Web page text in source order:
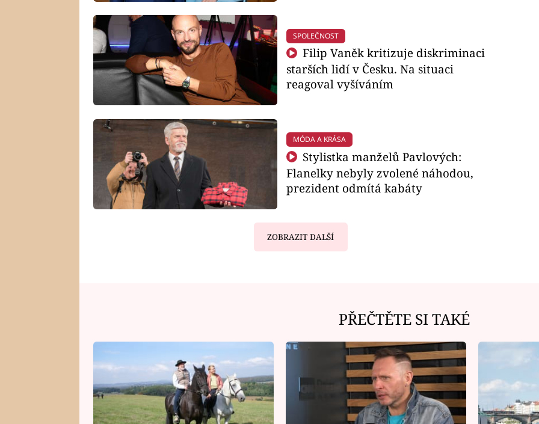
SPOLEČNOST
Filip Vaněk kritizuje diskriminaci
starších lidí v Česku. Na situaci
reagoval vyšíváním
MÓDA A KRÁSA
Stylistka manželů Pavlových:
Flanelky nebyly zvolené náhodou,
prezident odmítá kabáty
ZOBRAZIT DALŠÍ
PŘEČTĚTE SI TAKÉ